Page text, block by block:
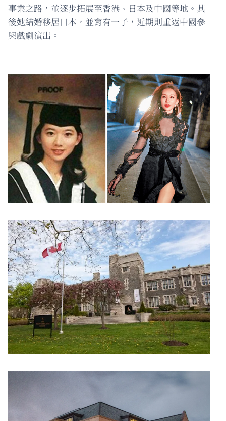
事業之路，並逐步拓展至香港、日本及中國等地。其
後她結婚移居日本，並育有一子，近期則重返中國參
與戲劇演出。